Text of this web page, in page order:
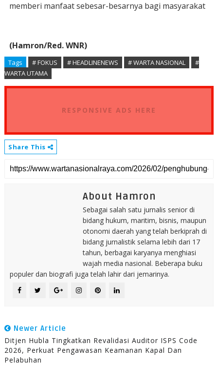
memberi manfaat sebesar-besarnya bagi masyarakat
(Hamron/Red. WNR)
Tags # FOKUS # HEADLINENEWS # WARTA NASIONAL
#
WARTA UTAMA
RESPONSIVE ADS HERE
Share This
About Hamron
Sebagai salah satu jurnalis senior di
bidang hukum, maritim, bisnis, maupun
otonomi daerah yang telah berkiprah di
bidang jurnalistik selama lebih dari 17
tahun, berbagai karyanya menghiasi
wajah media nasional. Beberapa buku
populer dan biografi juga telah lahir dari jemarinya.
Newer Article
Ditjen Hubla Tingkatkan Revalidasi Auditor ISPS Code
2026, Perkuat Pengawasan Keamanan Kapal Dan
Pelabuhan